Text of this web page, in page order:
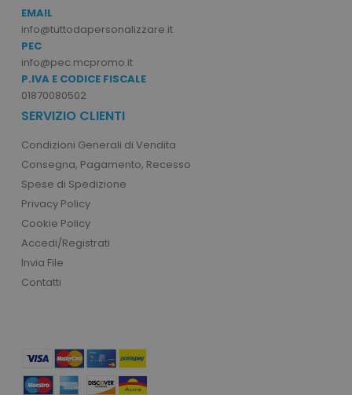
EMAIL
info@tuttodapersonalizzare.it
PEC
info@pec.mcpromo.it
P.IVA E CODICE FISCALE
01870080502
SERVIZIO CLIENTI
Condizioni Generali di Vendita
Consegna, Pagamento, Recesso
Spese di Spedizione
Privacy Policy
Cookie Policy
Accedi/Registrati
Invia File
Contatti
l'accesso dell'utente e la gestione dell'account.
necessari.
utm_source